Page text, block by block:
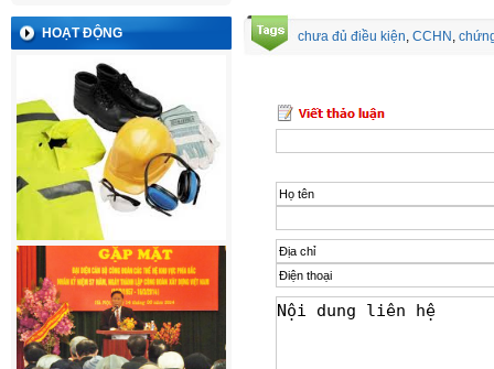
HOẠT ĐỘNG chưa đủ điều kiện, CCHN ,